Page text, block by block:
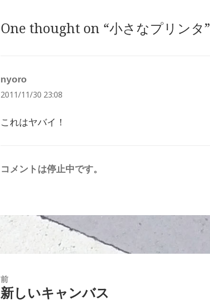
One thought on “小さなプリンタ”
nyoro
り:
2011/11/30 23:08
これはヤバイ！
コメントは停止中です。
前
前
新しいキャンバス